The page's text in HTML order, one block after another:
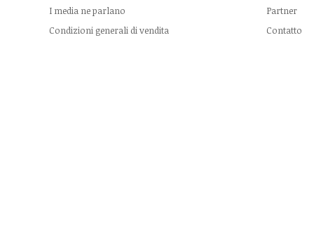
I media ne parlano
Condizioni generali di vendita
Partner
Contatto